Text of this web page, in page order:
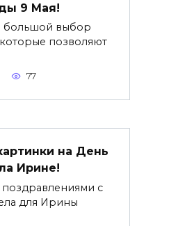
9 Мая!
большой выбор
позволяют
77
на День
Ирине!
поздравлениями с
для Ирины